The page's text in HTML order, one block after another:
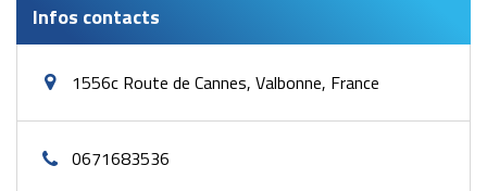
FacebookTwitterLinkedInemail
Infos contacts
1556c Route de Cannes, Valbonne, France
0671683536